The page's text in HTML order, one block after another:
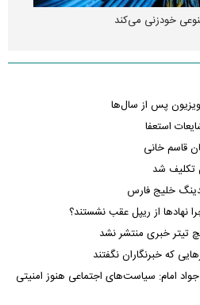
خودزنی می‌کند
پس از سال‌ها
استعفا
قاسم خانی
تکلیف شد
تیتر خبری منتشر نشد
که خبرنگاران نگفتند
جواد امام: سیاست‌های اجتماعی هنوز امنیتی